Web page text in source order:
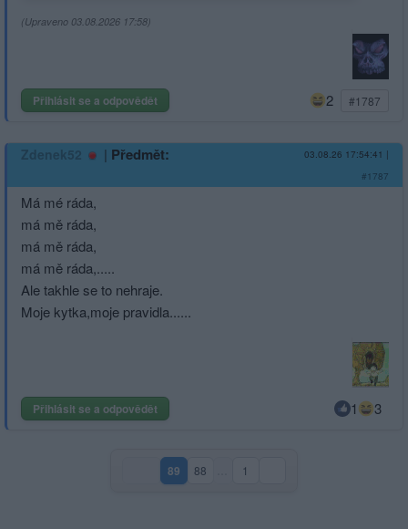
(Upraveno 03.08.2026 17:58)
Přihlásit se a odpovědět 2 #1787
Zdenek52 | Předmět: 03.08.26 17:54:41 |
#1787
Má mé ráda,
má mě ráda,
má mě ráda,
má mě ráda,.....
Ale takhle se to nehraje.
Moje kytka,moje pravidla......
Přihlásit se a odpovědět 1 3
89(aktuální strana)
88 1